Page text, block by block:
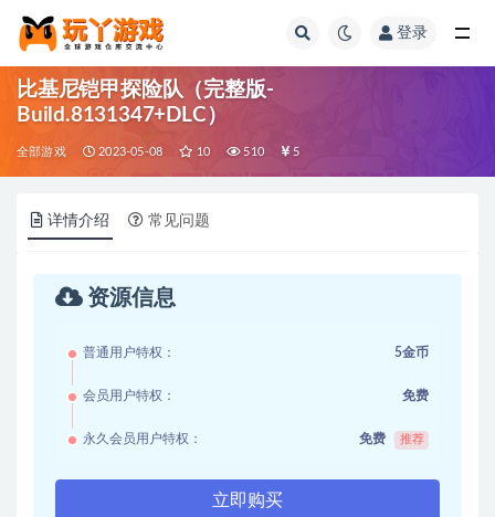
登录
比基尼铠甲探险队（完整版-
Build.8131347+DLC）
全部游戏 2023-05-08 10 510 5
详情介绍 常见问题
资源信息
普通用户特权： 5金币
会员用户特权： 免费
永久会员用户特权： 免费 推荐
立即购买